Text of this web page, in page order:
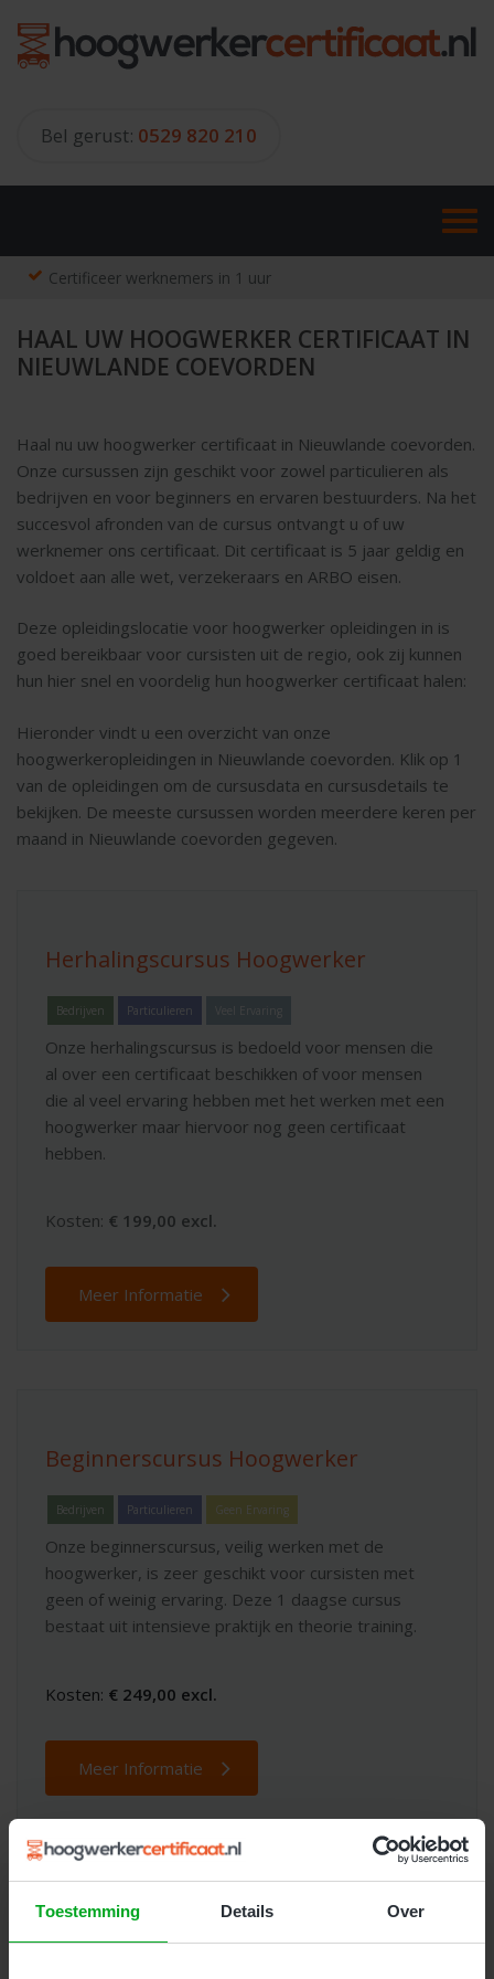
Toestemming Details Over
content
Bel gerust: 0529 820 210
Certificeer werknemers in 1 uur
HAAL UW HOOGWERKER CERTIFICAAT IN
NIEUWLANDE COEVORDEN
Haal nu uw hoogwerker certificaat in Nieuwlande coevorden.
Onze cursussen zijn geschikt voor zowel particulieren als
bedrijven en voor beginners en ervaren bestuurders. Na het
succesvol afronden van de cursus ontvangt u of uw
werknemer ons certificaat. Dit certificaat is 5 jaar geldig en
voldoet aan alle wet, verzekeraars en ARBO eisen.
Deze opleidingslocatie voor hoogwerker opleidingen in is
goed bereikbaar voor cursisten uit de regio, ook zij kunnen
hun hier snel en voordelig hun hoogwerker certificaat halen:
Hieronder vindt u een overzicht van onze
hoogwerkeropleidingen in Nieuwlande coevorden. Klik op 1
van de opleidingen om de cursusdata en cursusdetails te
bekijken. De meeste cursussen worden meerdere keren per
maand in Nieuwlande coevorden gegeven.
Herhalingscursus Hoogwerker
Bedrijven Particulieren Veel Ervaring
Onze herhalingscursus is bedoeld voor mensen die
al over een certificaat beschikken of voor mensen
die al veel ervaring hebben met het werken met een
hoogwerker maar hiervoor nog geen certificaat
hebben.
Kosten: € 199,00 excl.
Meer Informatie
Beginnerscursus Hoogwerker
Bedrijven Particulieren Geen Ervaring
Onze beginnerscursus, veilig werken met de
hoogwerker, is zeer geschikt voor cursisten met
geen of weinig ervaring. Deze 1 daagse cursus
bestaat uit intensieve praktijk en theorie training.
Kosten: € 249,00 excl.
Meer Informatie
Dé beste keuze voorhoogwerker